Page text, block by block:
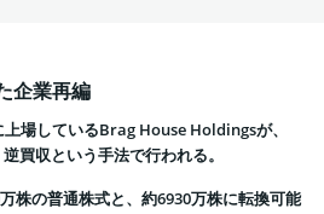
企業再編
場しているBrag House Holdingsが、
買収という手法で行われる。
株の普通株式と、約6930万株に転換可能